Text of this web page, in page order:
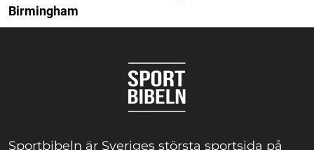
Birmingham
Sportbibeln är Sveriges största sportsida på